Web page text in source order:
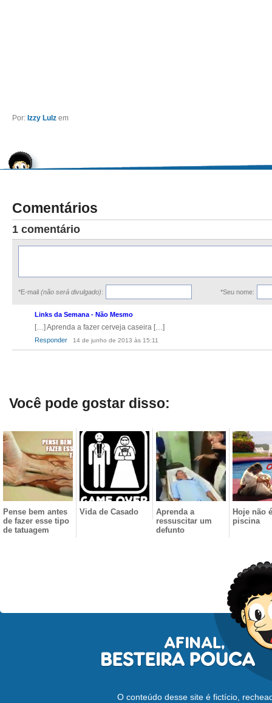
Por: Izzy Lulz em
Comentários
1 comentário
*E-mail (não será divulgado): *Seu nome:
Links da Semana - Não Mesmo
14 de junho de 2013 às 15:11
[…] Aprenda a fazer cerveja caseira […]
Responder
Você pode gostar disso:
Pense bem antes
de fazer esse tipo
de tatuagem
Vida de Casado
Aprenda a
ressuscitar um
defunto
Hoje não
piscina
O conteúdo desse site é fictício,